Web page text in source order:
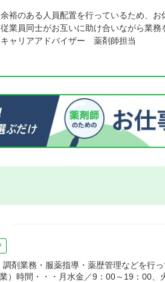
余裕のある人員配置を行っているため、お
従業員同士がお互いに助け合いながら業務
キャリアアドバイザー 薬剤師担当
調剤業務・服薬指導・薬歴管理などを行っ
）時間・・・月水金／9：00～19：00、